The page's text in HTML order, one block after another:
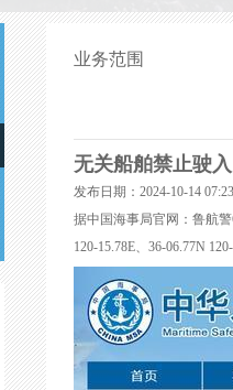
业务范围
无关船舶禁止驶
发布日期：2024-10-14
据中国海事局官网：鲁航警
120-15.78E、36-06.77N